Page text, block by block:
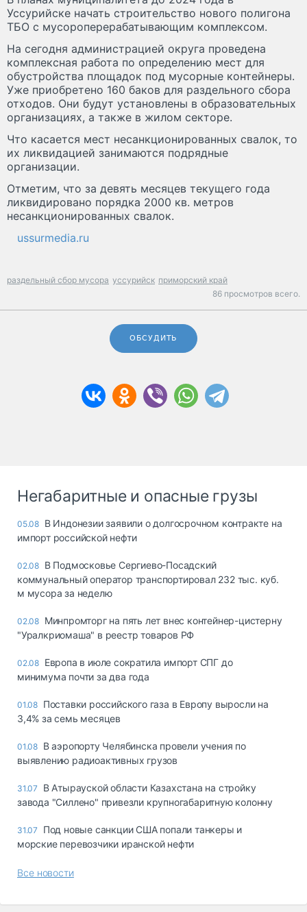
Уссурийске начать строительство нового полигона
ТБО с мусороперерабатывающим комплексом.
На сегодня администрацией округа проведена
комплексная работа по определению мест для
обустройства площадок под мусорные контейнеры.
Уже приобретено 160 баков для раздельного сбора
отходов. Они будут установлены в образовательных
организациях, а также в жилом секторе.
Что касается мест несанкционированных свалок, то
их ликвидацией занимаются подрядные
организации.
Отметим, что за девять месяцев текущего года
ликвидировано порядка 2000 кв. метров
несанкционированных свалок.
ussurmedia.ru
раздельный сбор мусора уссурийск приморский край
86 просмотров всего.
ОБСУДИТЬ
Негабаритные и опасные грузы
05.08 В Индонезии заявили о долгосрочном контракте на
импорт российской нефти
02.08 В Подмосковье Сергиево-Посадский
коммунальный оператор транспортировал 232 тыс. куб.
м мусора за неделю
02.08 Минпромторг на пять лет внес контейнер-цистерну
"Уралкриомаша" в реестр товаров РФ
02.08 Европа в июле сократила импорт СПГ до
минимума почти за два года
01.08 Поставки российского газа в Европу выросли на
3,4% за семь месяцев
01.08 В аэропорту Челябинска провели учения по
выявлению радиоактивных грузов
31.07
В Атырауской области Казахстана на стройку
завода "Силлено" привезли крупногабаритную колонну
31.07
Под новые санкции США попали танкеры и
морские перевозчики иранской нефти
Все новости